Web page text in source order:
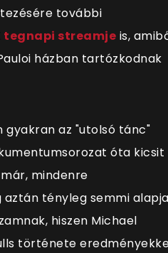
további
tegnapi streamje is,
házban tartózkodnak
az "utolsó tánc"
óta kicsit
mindenre
aztán tényleg semmi
hiszen Michael
története